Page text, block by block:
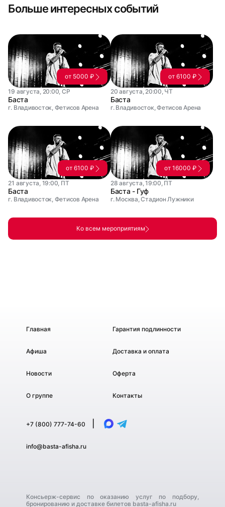
Больше интересных событий
от 5000 ₽
19 августа, 20:00, СР
Баста
г. Владивосток, Фетисов Арена
от 6100 ₽
20 августа, 20:00, ЧТ
Баста
г. Владивосток, Фетисов Арена
от 6100 ₽
21 августа, 19:00, ПТ
Баста
г. Владивосток, Фетисов Арена
от 16000 ₽
28 августа, 19:00, ПТ
Баста - Гуф
г. Москва, Стадион Лужники
Ко всем мероприятиям
Главная
Афиша
Новости
О группе
Гарантия подлинности
Доставка и оплата
Оферта
Контакты
+7 (800) 777-74-60
info@basta-afisha.ru
Консьерж-сервис по оказанию услуг по подбору,
бронированию и доставке билетов basta-afisha.ru